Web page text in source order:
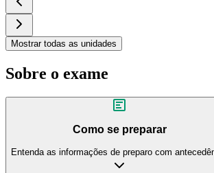
Mostrar todas as unidades
Sobre o exame
Como se preparar
Entenda as informações de preparo com